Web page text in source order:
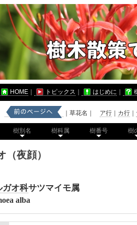
HOME トピックス はじめに
｜草花名｜ ア行 カ行
樹別名 樹科属 樹番号 樹
（夜顔）
ガオ科サツマイモ属
alba